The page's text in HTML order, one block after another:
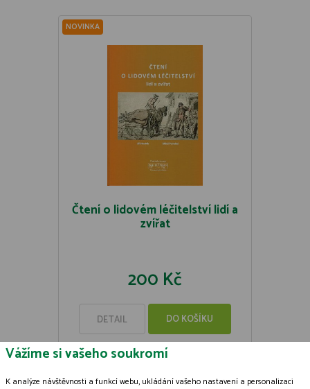
NOVINKA
Čtení o lidovém léčitelství lidí a
zvířat
200 Kč
DETAIL DO KOŠÍKU
Vážíme si vašeho soukromí
K analýze návštěvnosti a funkcí webu, ukládání vašeho nastavení a personalizaci